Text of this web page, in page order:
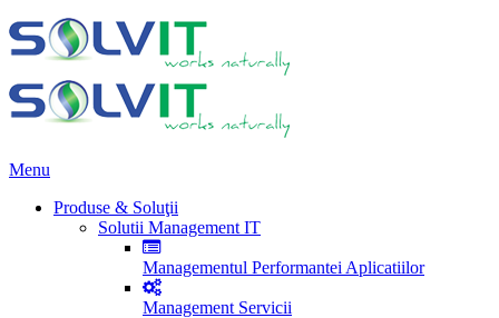
Menu
Produse & Soluţii
Solutii Management IT
Managementul Performantei Aplicatiilor
Management Servicii